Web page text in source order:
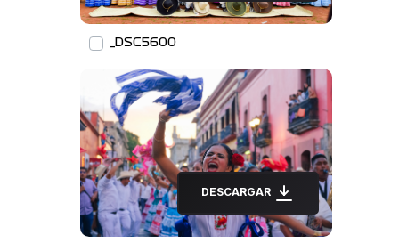
_DSC5600
DESCARGAR